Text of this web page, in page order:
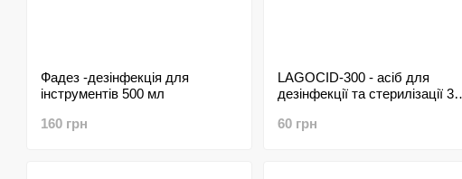
Фадез -дезінфекція для
інструментів 500 мл
160 грн
LAGOCID-300 - асіб для
дезінфекції та стерилізації 30
60 грн